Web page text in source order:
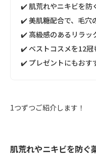
✔️ 肌荒れやニキビを防
✔️ 美肌糖配合で、毛穴
✔️ 高級感のあるリラッ
✔️ ベストコスメを12冠
✔️ プレゼントにもおす
1つずつご紹介します！
肌荒れやニキビを防ぐ